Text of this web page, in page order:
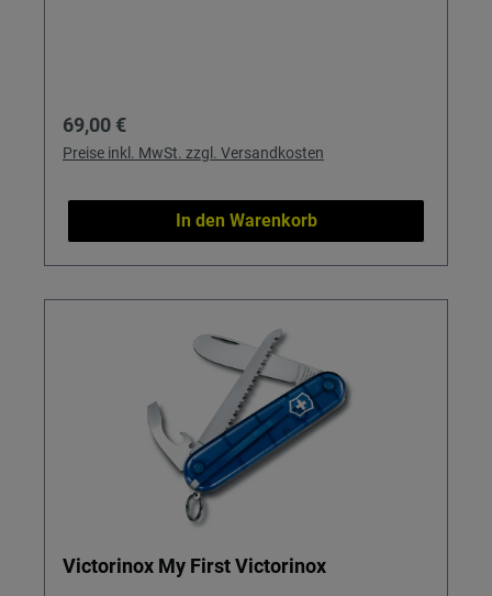
Regulärer Preis:
69,00 €
Preise inkl. MwSt. zzgl. Versandkosten
In den Warenkorb
Victorinox My First Victorinox